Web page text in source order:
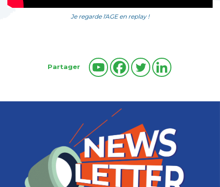
Je regarde l'AGE en replay !
Partager